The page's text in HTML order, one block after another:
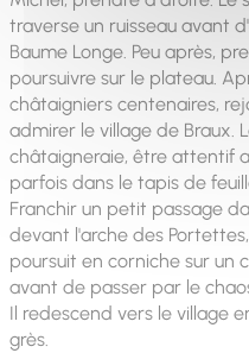
traverse un ruisseau avant
Baume Longe. Peu après,
poursuivre sur le plateau.
châtaigniers centenaires,
admirer le village de Braux.
châtaigneraie, être attentif
parfois dans le tapis de
Franchir un petit passage
devant l'arche des
poursuit en corniche sur un
avant de passer par le
Il redescend vers le village
grès.